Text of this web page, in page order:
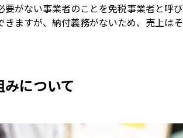
要がない事業者のことを免税事業者と呼
きますが、納付義務がないため、売上は
について